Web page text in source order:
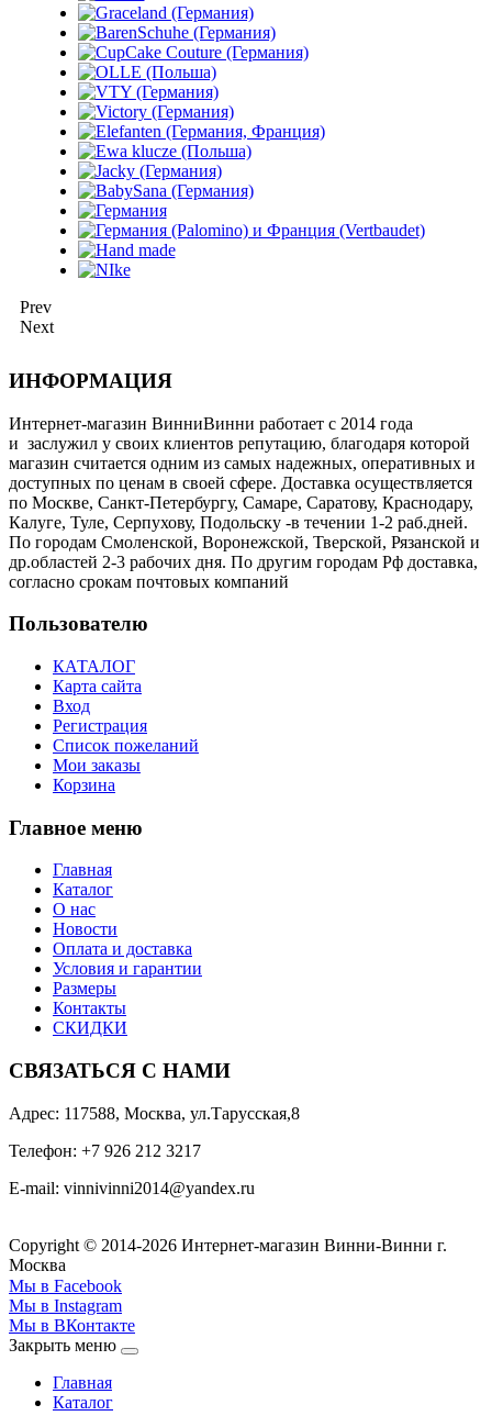
Prev
Next
ИНФОРМАЦИЯ
Интернет-магазин ВинниВинни работает с 2014 года
и заслужил у своих клиентов репутацию, благодаря которой
магазин считается одним из самых надежных, оперативных и
доступных по ценам в своей сфере. Доставка осуществляется
по Москве, Санкт-Петербургу, Самаре, Саратову, Краснодару,
Калуге, Туле, Серпухову, Подольску -в течении 1-2 раб.дней.
По городам Смоленской, Воронежской, Тверской, Рязанской и
др.областей 2-3 рабочих дня. По другим городам Рф доставка,
согласно срокам почтовых компаний
Пользователю
КАТАЛОГ
Карта сайта
Вход
Регистрация
Список пожеланий
Мои заказы
Корзина
Главное меню
Главная
Каталог
О нас
Новости
Оплата и доставка
Условия и гарантии
Размеры
Контакты
СКИДКИ
СВЯЗАТЬСЯ С НАМИ
Адрес: 117588, Москва, ул.Тарусская,8
Телефон: +7 926 212 3217
E-mail: vinnivinni2014@yandex.ru
Copyright © 2014-2026 Интернет-магазин Винни-Винни г.
Москва
Мы в Facebook
Мы в Instagram
Мы в ВКонтакте
Закрыть меню
Главная
Каталог